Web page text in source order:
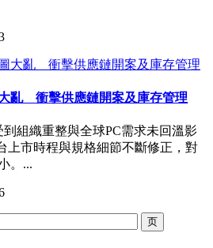
亂 衝擊供應鏈開案及庫存管理
組織重整與全球PC需求未回溫影
上市時程與規格細節不斷修正，對
。...